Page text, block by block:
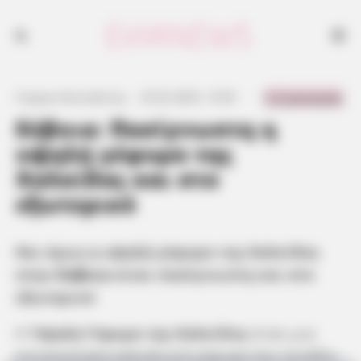
Εύβοια: Πασίγνωστη η
υψηλή γέφυρα της
Χαλκίδας και στο
εξωτερικό
Και όμως η υψηλή γέφυρα της Χαλκίδας
Εύβοια
Υψηλή Γέφυρα της Χαλκίδας
εντυπωσιακή καλωδιωτή γέφυρα που συνδέει